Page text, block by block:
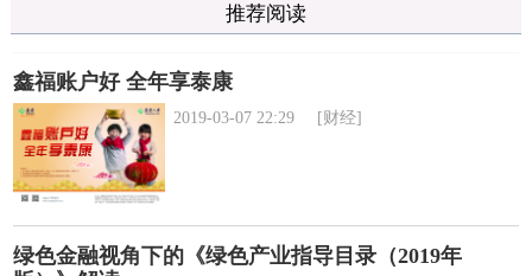
推荐阅读
鑫福账户好 全年享泰康
2019-03-07 22:29 [财经]
绿色金融视角下的《绿色产业指导目录（2019年